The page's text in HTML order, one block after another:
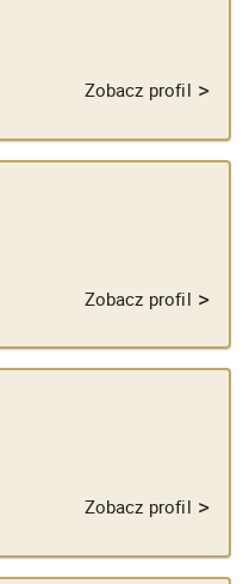
Zobacz profil >
Zobacz profil >
Zobacz profil >